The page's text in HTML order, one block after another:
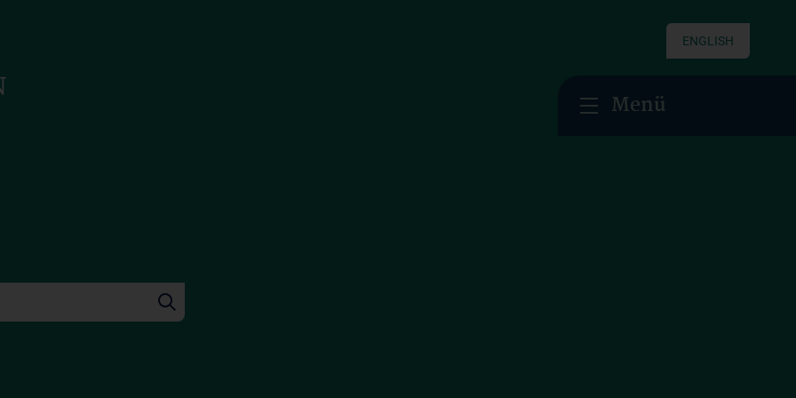
ENGLISH
Menü